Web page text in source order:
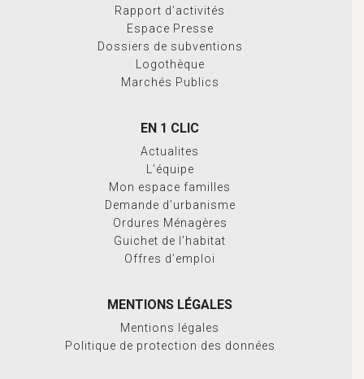
Rapport d’activités
Espace Presse
Dossiers de subventions
Logothèque
Marchés Publics
EN 1 CLIC
Actualites
L’équipe
Mon espace familles
Demande d’urbanisme
Ordures Ménagères
Guichet de l’habitat
Offres d’emploi
MENTIONS LÉGALES
Mentions légales
Politique de protection des données